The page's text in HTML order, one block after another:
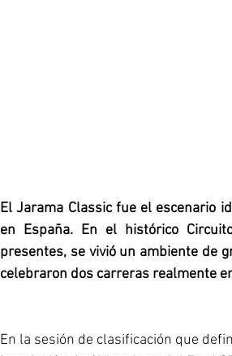
El Jarama Classic fue el escenario
en España. En el histórico
presentes, se vivió un ambiente de
celebraron dos carreras realmente
En la sesión de clasificación que